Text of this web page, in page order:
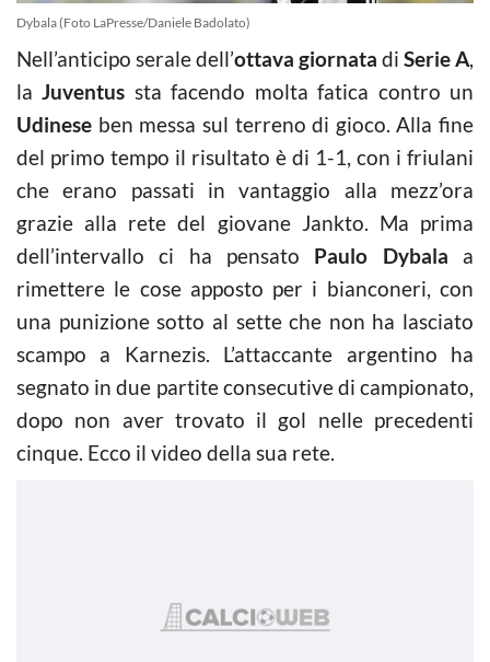
Dybala (Foto LaPresse/Daniele Badolato)
Nell’anticipo serale dell’ottava giornata di Serie A,
laJuventus sta facendo molta fatica contro un
Udinese ben messa sul terreno di gioco. Alla fine
del primo tempo il risultato è di 1-1, con i friulani
che erano passati in vantaggio alla mezz’ora
grazie alla rete del giovane Jankto. Ma prima
dell’intervallo ci ha pensato Paulo Dybala a
rimettere le cose apposto per i bianconeri, con
una punizione sotto al sette che non ha lasciato
scampo a Karnezis. L’attaccante argentino ha
segnato in due partite consecutive di campionato,
dopo non aver trovato il gol nelle precedenti
cinque. Ecco il video della sua rete.